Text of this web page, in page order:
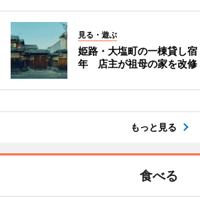
見る・遊ぶ
姫路・大塩町の一棟貸し
年 店主が祖母の家を改修
もっと見る
食べる